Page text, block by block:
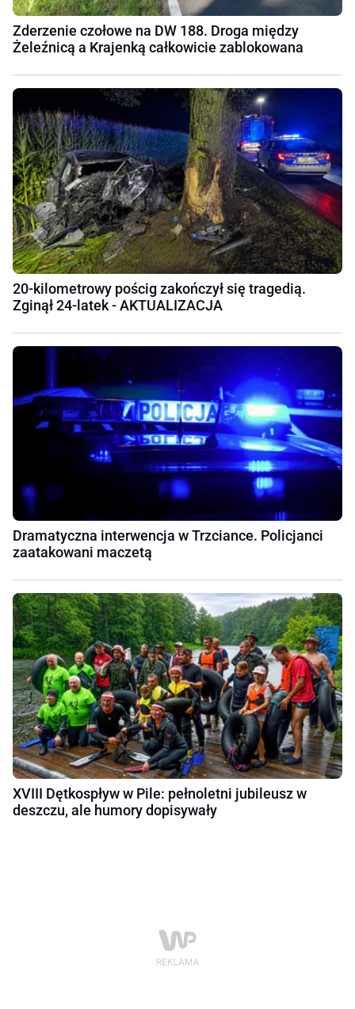
Zderzenie czołowe na DW 188. Droga między
Żeleźnicą a Krajenką całkowicie zablokowana
20-kilometrowy pościg zakończył się tragedią.
Zginął 24-latek - AKTUALIZACJA
Dramatyczna interwencja w Trzciance. Policjanci
zaatakowani maczetą
XVIII Dętkospływ w Pile: pełnoletni jubileusz w
deszczu, ale humory dopisywały